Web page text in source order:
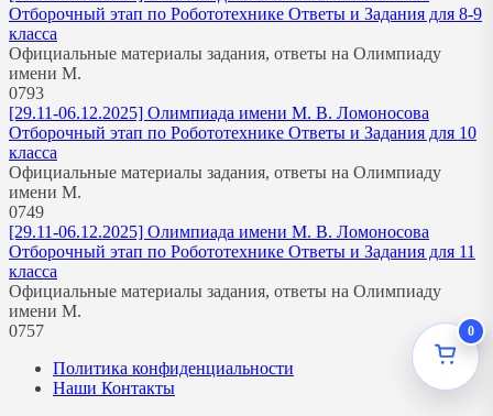
Отборочный этап по Робототехнике Ответы и Задания для 8-9
класса
Официальные материалы задания, ответы на Олимпиаду
имени М.
0793
[29.11-06.12.2025] Олимпиада имени М. В. Ломоносова
Отборочный этап по Робототехнике Ответы и Задания для 10
класса
Официальные материалы задания, ответы на Олимпиаду
имени М.
0749
[29.11-06.12.2025] Олимпиада имени М. В. Ломоносова
Отборочный этап по Робототехнике Ответы и Задания для 11
класса
Официальные материалы задания, ответы на Олимпиаду
имени М.
0757
Политика конфиденциальности
Наши Контакты
0